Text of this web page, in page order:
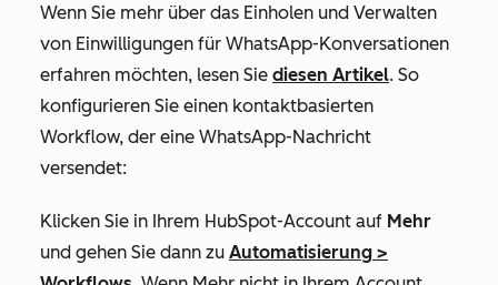
Wenn Sie mehr über das Einholen und Verwalten
von Einwilligungen für WhatsApp-Konversationen
erfahren möchten, lesen Sie diesen Artikel. So
konfigurieren Sie einen kontaktbasierten
Workflow, der eine WhatsApp-Nachricht
versendet:
Klicken Sie in Ihrem HubSpot-Account auf Mehr
und gehen Sie dann zu Automatisierung >